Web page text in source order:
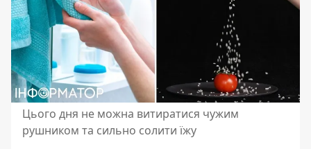
Цього дня не можна витиратися чужим
рушником та сильно солити їжу